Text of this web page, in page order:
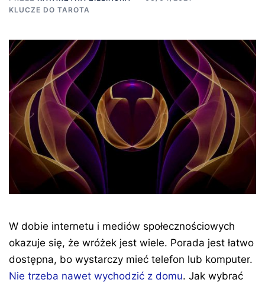
KLUCZE DO TAROTA
W dobie internetu i mediów społecznościowych
okazuje się, że wróżek jest wiele. Porada jest łatwo
dostępna, bo wystarczy mieć telefon lub komputer.
Nie trzeba nawet wychodzić z domu. Jak wybrać